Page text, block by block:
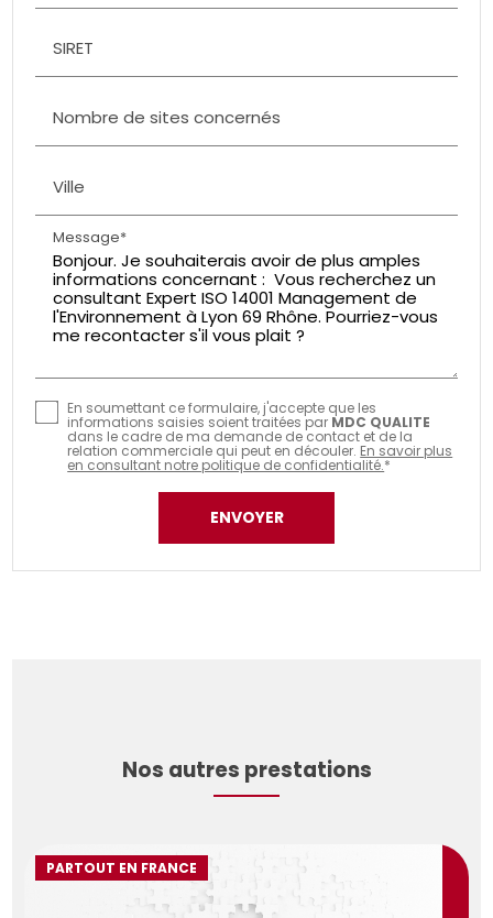
SIRET
Nombre de sites concernés
Ville
Message*
En soumettant ce formulaire, j'accepte que les
informations saisies soient traitées par MDC QUALITE
dans le cadre de ma demande de contact et de la
relation commerciale qui peut en découler. En savoir plus
en consultant notre politique de confidentialité.*
Nos autres prestations
PARTOUT EN FRANCE